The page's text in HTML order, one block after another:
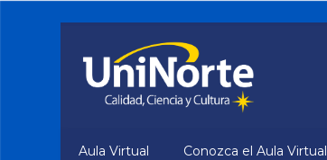
Aula Virtual Conozca el Aula Virtual